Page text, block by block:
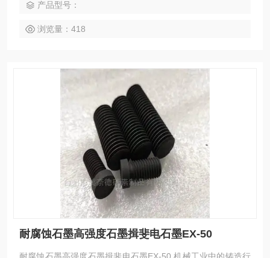
品哪些功效及优势？
产品型号：
浏览量：418
耐腐蚀石墨高强度石墨揖斐电石墨EX-50